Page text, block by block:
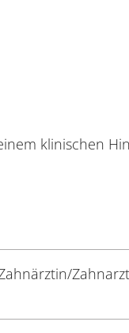
klinischen
Zahnarzt